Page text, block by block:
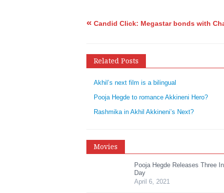
« Candid Click: Megastar bonds with
Related Posts
Akhil’s next film is a bilingual
Pooja Hegde to romance Akkineni Hero?
Rashmika in Akhil Akkineni’s Next?
Movies
Pooja Hegde Releases Three
Day
April 6, 2021